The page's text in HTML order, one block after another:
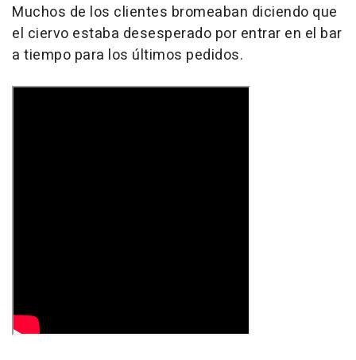
Muchos de los clientes bromeaban diciendo que
el ciervo estaba desesperado por entrar en el bar
a tiempo para los últimos pedidos.